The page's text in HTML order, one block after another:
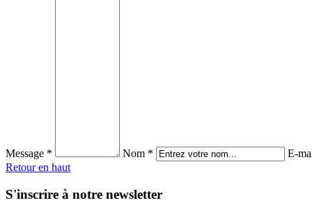
Message * Nom *
E-
Retour en haut
S'inscrire à notre newsletter